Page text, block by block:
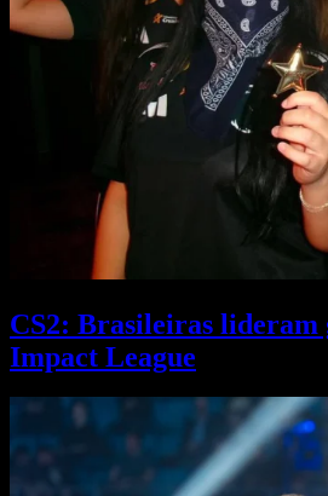
CS2: Brasileiras lideram
Impact League